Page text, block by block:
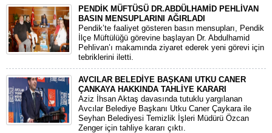
PENDİK MÜFTÜSÜ DR.ABDÜLHAMİD PEHLİVAN
BASIN MENSUPLARINI AĞIRLADI
​Pendik’te faaliyet gösteren basın mensupları, Pendik
İlçe Müftülüğü görevine başlayan Dr. Abdulhamid
Pehlivan’ı makamında ziyaret ederek yeni görevi için
tebriklerini iletti.
AVCILAR BELEDİYE BAŞKANI UTKU CANER
ÇANKAYA HAKKINDA TAHLİYE KARARI
​Aziz İhsan Aktaş davasında tutuklu yargılanan
Avcılar Belediye Başkanı Utku Caner Çaykara ile
Seyhan Belediyesi Temizlik İşleri Müdürü Özcan
Zenger için tahliye kararı çıktı.